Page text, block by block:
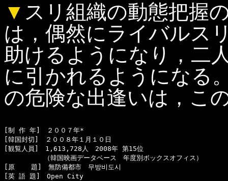
▼ スリ組織の動態把握
は，偶然にライバルス
助けるようになり，二
に引かれるようになる
の危険な出逢いは，こ
[制 作 年]　２００７年*
[韓国封切]　２００８年１月１０日
[観覧人員]　1,613,728人　2008年 第15位
（韓国映画データベース　年度別ボックスオフィス）
[原    題]　無防備都市　무방비도시
[英 語 題]　Open City